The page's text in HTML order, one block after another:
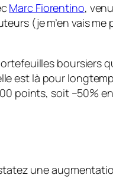
Marc Fiorentino,
(je m’en vais
boursiers
est là pour
points, soit –50%
une